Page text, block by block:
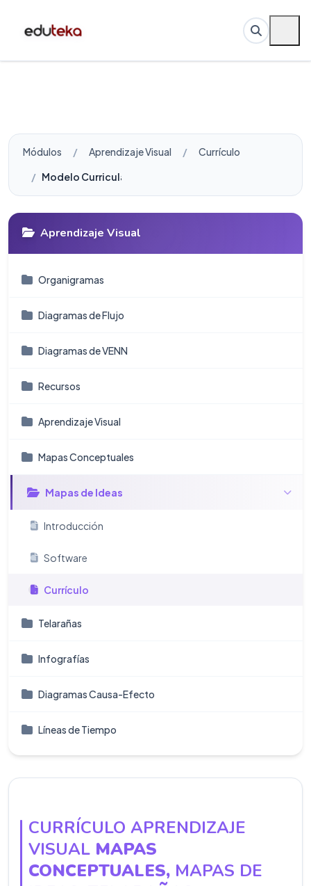
Módulos Aprendizaje Visual
Currículo
Modelo Curricular para enseñar Mapas / Telarañas
Aprendizaje Visual
Organigramas
Diagramas de Flujo
Diagramas de VENN
Recursos
Aprendizaje Visual
Mapas Conceptuales
Mapas de Ideas
Introducción
Software
Currículo
Telarañas
Infografí­as
Diagramas Causa-Efecto
Líneas de Tiempo
CURRÍCULO APRENDIZAJE
VISUAL MAPAS
CONCEPTUALES, MAPAS DE